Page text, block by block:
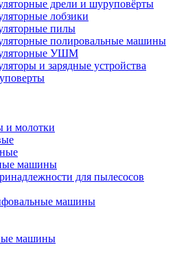
дрели и шуруповёрты
лобзики
пилы
полировальные машины
УШМ
и зарядные устройства
и молотки
машины
для пылесосов
машины
машины